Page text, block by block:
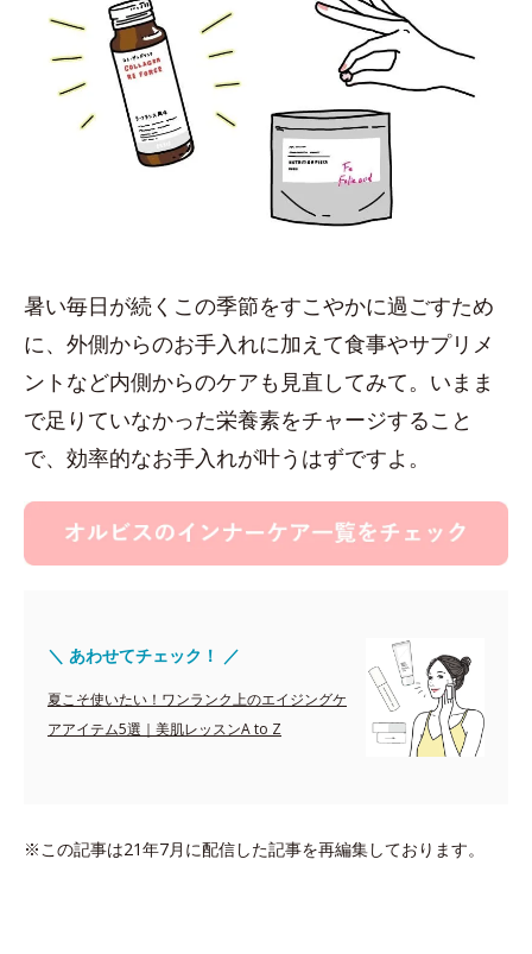
暑い毎日が続くこの季節をすこやかに過ごすため
に、外側からのお手入れに加えて食事やサプリメ
ントなど内側からのケアも見直してみて。いまま
で足りていなかった栄養素をチャージすること
で、効率的なお手入れが叶うはずですよ。
＼ あわせてチェック！ ／
夏こそ使いたい！ワンランク上のエイジングケ
アアイテム5選｜美肌レッスンA to Z
※この記事は21年7月に配信した記事を再編集しております。